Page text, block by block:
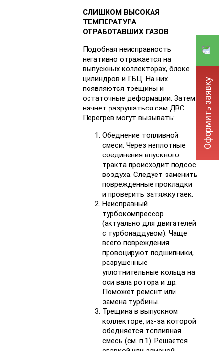
СЛИШКОМ ВЫСОКАЯ
ТЕМПЕРАТУРА
ОТРАБОТАВШИХ ГАЗОВ
Подобная неисправность
негативно отражается на
выпускных коллекторах, блоке
цилиндров и ГБЦ. На них
появляются трещины и
остаточные деформации. Затем
начнет разрушаться сам ДВС.
Перегрев могут вызывать:
Обеднение топливной
смеси. Через неплотные
соединения впускного
тракта происходит подсос
воздуха. Следует заменить
поврежденные прокладки
и проверить затяжку гаек.
Неисправный
турбокомпрессор
(актуально для двигателей
с турбонаддувом). Чаще
всего повреждения
провоцируют подшипники,
разрушенные
уплотнительные кольца на
оси вала ротора и др.
Поможет ремонт или
замена турбины.
Трещина в выпускном
коллекторе, из-за которой
обедняется топливная
смесь (см. п.1). Решается
Оформить заявку